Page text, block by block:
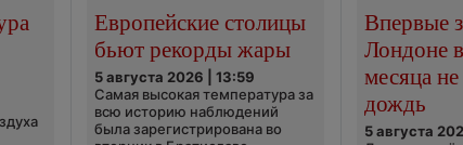
Европейские столицы
бьют рекорды жары
5 августа 2026 | 13:59
Самая высокая температура за
всю историю наблюдений
была зарегистрирована во
Впервые
Лондоне
месяца
дождь
5 августа